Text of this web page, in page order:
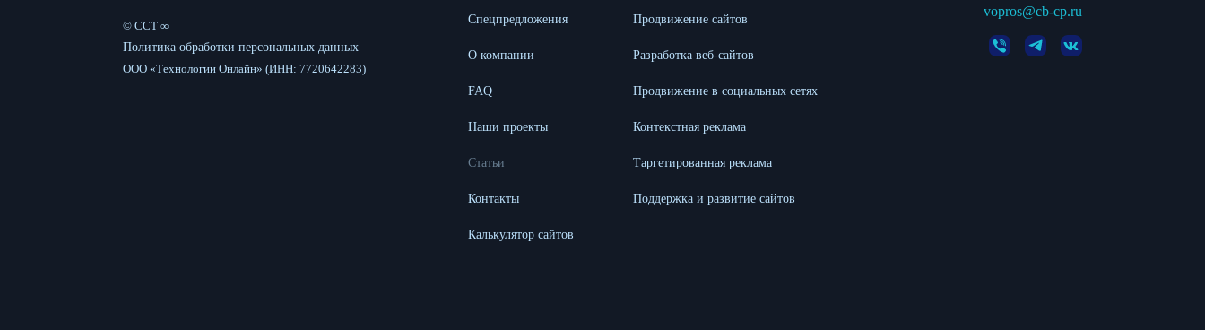
© CCT ∞
Политика обработки персональных данных
ООО «Технологии Онлайн» (ИНН: 7720642283)
Спецпредложения
О компании
FAQ
Наши проекты
Статьи
Контакты
Калькулятор сайтов
Продвижение сайтов
Разработка веб-сайтов
Продвижение в социальных сетях
Контекстная реклама
Таргетированная реклама
Поддержка и развитие сайтов
vopros@cb-cp.ru